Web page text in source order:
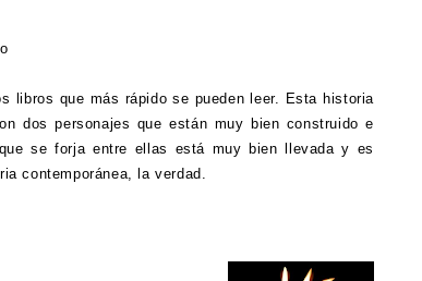
libros que más rápido se pueden leer. Esta historia
dos personajes que están muy bien construido e
se forja entre ellas está muy bien llevada y es
contemporánea, la verdad.